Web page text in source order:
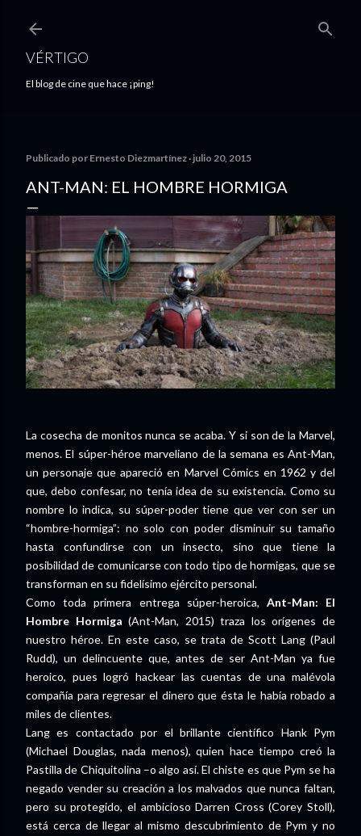
VÉRTIGO
El blog de cine que hace ¡ping!
Publicado por Ernesto Diezmartínez julio 20, 2015
ANT-MAN: EL HOMBRE HORMIGA
La cosecha de monitos nunca se acaba. Y si son de la Marvel,
menos. El súper-héroe marveliano de la semana es Ant-Man,
un personaje que apareció en Marvel Cómics en 1962 y del
que, debo confesar, no tenía idea de su existencia. Como su
nombre lo indica, su súper-poder tiene que ver con ser un
“hombre-hormiga”: no solo con poder disminuir su tamaño
hasta confundirse con un insecto, sino que tiene la
posibilidad de comunicarse con todo tipo de hormigas, que se
transforman en su fidelísimo ejército personal.
Como toda primera entrega súper-heroica, Ant-Man: El
Hombre Hormiga(Ant-Man, 2015) traza los orígenes de
nuestro héroe. En este caso, se trata de Scott Lang (Paul
Rudd), un delincuente que, antes de ser Ant-Man ya fue
heroico, pues logró hackear las cuentas de una malévola
compañía para regresar el dinero que ésta le había robado a
miles de clientes.
Lang es contactado por el brillante científico Hank Pym
(Michael Douglas, nada menos), quien hace tiempo creó la
Pastilla de Chiquitolina –o algo así. El chiste es que Pym se ha
negado vender su creación a los malvados que nunca faltan,
pero su protegido, el ambicioso Darren Cross (Corey Stoll),
está cerca de llegar al mismo descubrimiento de Pym y no